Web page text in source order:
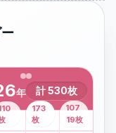
年 計530枚
月 3月
43
枚
4月
107
枚
173
枚
19枚